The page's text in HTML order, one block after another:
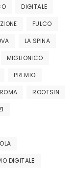
DIGITALE
FULCO
LA SPINA
MIGLIONICO
PREMIO
ROMA ROOTSIN
DIGITALE